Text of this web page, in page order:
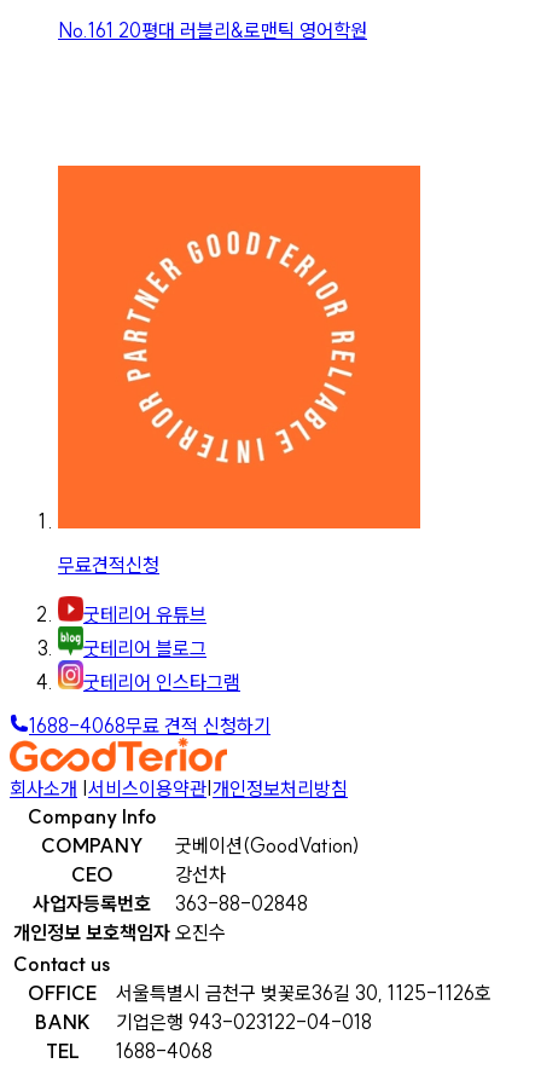
No. 161 20평대 러블리&로맨틱 영어학원
무료견적신청
굿테리어 유튜브
굿테리어 블로그
굿테리어 인스타그램
1688-4068무료 견적 신청하기
회사소개 |서비스이용약관|개인정보처리방침
Company Info
COMPANY
굿베이션(GoodVation)
CEO
강선차
사업자등록번호
363-88-02848
개인정보 보호책임자 오진수
Contact us
OFFICE
서울특별시 금천구 벚꽃로36길 30, 1125-1126호
BANK
기업은행 943-023122-04-018
TEL
1688-4068